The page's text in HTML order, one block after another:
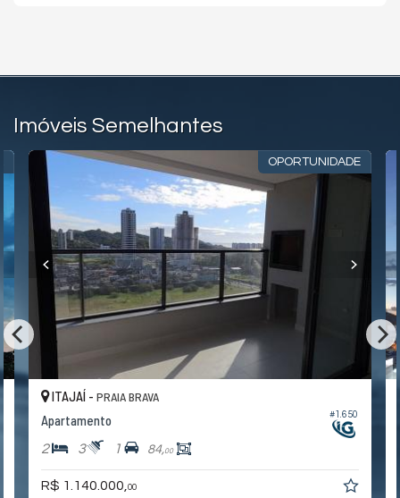
Imóveis Semelhantes
OPORTUNIDADE
#1.650
ITAJAÍ - PRAIA BRAVA
Apartamento
2 3 1 84,00
R$ 1.140.000, 00